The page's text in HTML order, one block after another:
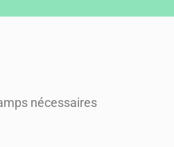
nécessaires